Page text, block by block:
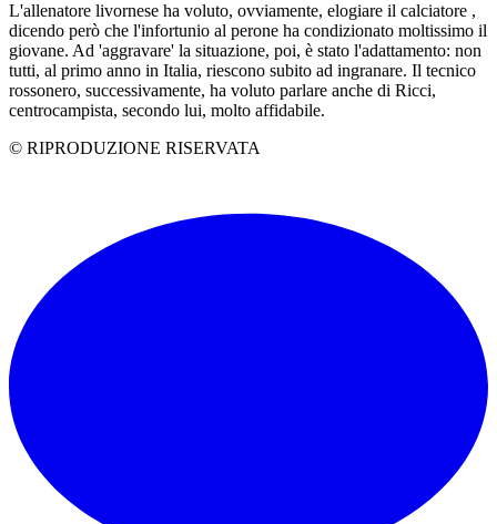
L'allenatore livornese ha voluto, ovviamente, elogiare il calciatore ,
dicendo però che l'infortunio al perone ha condizionato moltissimo il
giovane. Ad 'aggravare' la situazione, poi, è stato l'adattamento: non
tutti, al primo anno in Italia, riescono subito ad ingranare. Il tecnico
rossonero, successivamente, ha voluto parlare anche di Ricci,
centrocampista, secondo lui, molto affidabile.
© RIPRODUZIONE RISERVATA